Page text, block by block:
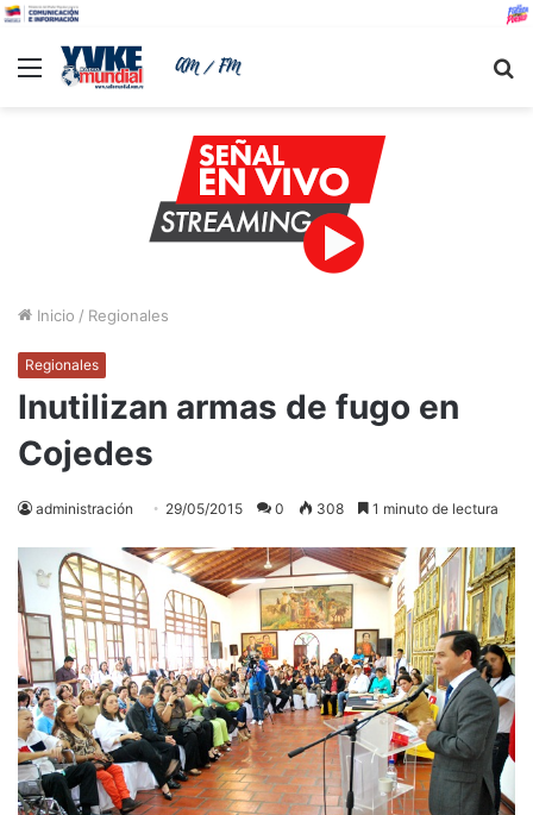
Menu
Inicio / Regionales
Regionales
Inutilizan armas de fugo en
Cojedes
administración 29/05/2015 0 308 1 minuto de lectura